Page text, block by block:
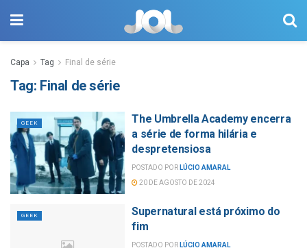
Capa Tag Final de série
Tag: Final de série
GEEK
The Umbrella Academy encerra
a série de forma hilária e
despretensiosa
POSTADO POR LÚCIO AMARAL
20 DE AGOSTO DE 2024
GEEK
Supernatural está próximo do
fim
POSTADO POR LÚCIO AMARAL